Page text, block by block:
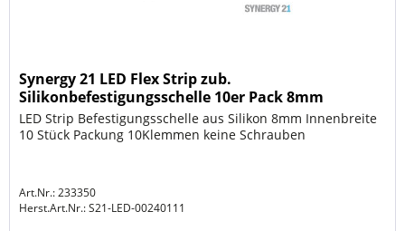
Synergy 21 LED Flex Strip zub.
Silikonbefestigungsschelle 10er Pack 8mm
LED Strip Befestigungsschelle aus Silikon 8mm Innenbreite
10 Stück Packung 10Klemmen keine Schrauben
Art.Nr.: 233350
Herst.Art.Nr.:S21-LED-00240111